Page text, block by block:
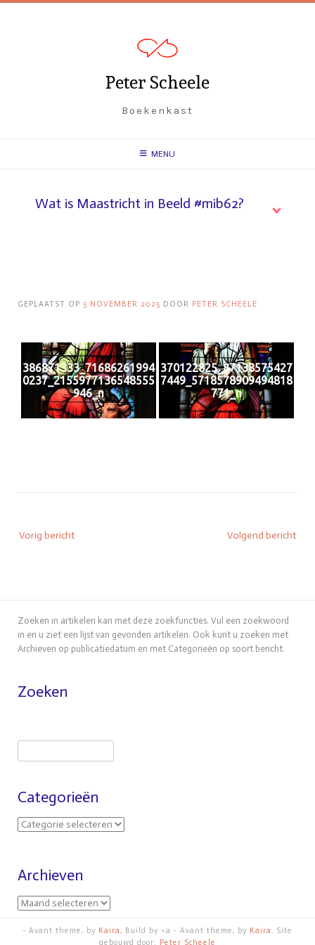
Spring
Peter Scheele
Boekenkast
MENU
Wat is Maastricht in Beeld #mib62?
GEPLAATST OP 5 NOVEMBER 2025 DOOR PETER SCHEELE
386871333_71686261994
0237_2155977136548555
946_n
370122825_87138575427
7449_5718578909494818
771_n
navigatie
Vorig bericht Volgend bericht
Zoeken in artikelen kan met deze zoekfuncties. Vul een zoekwoord
in en u ziet een lijst van gevonden artikelen. Ook kunt u zoeken met
Archieven op publicatiedatum en met Categorieën op soort bericht.
Zoeken
Categorieën
C
g
o
r
Archieven
A
- Avant theme, by Kaira, Build by <a - Avant theme, by Kaira . Site
gebouwd door: Peter Scheele